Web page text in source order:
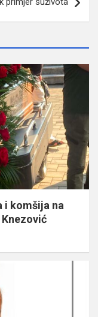
i komšija na
Knezović